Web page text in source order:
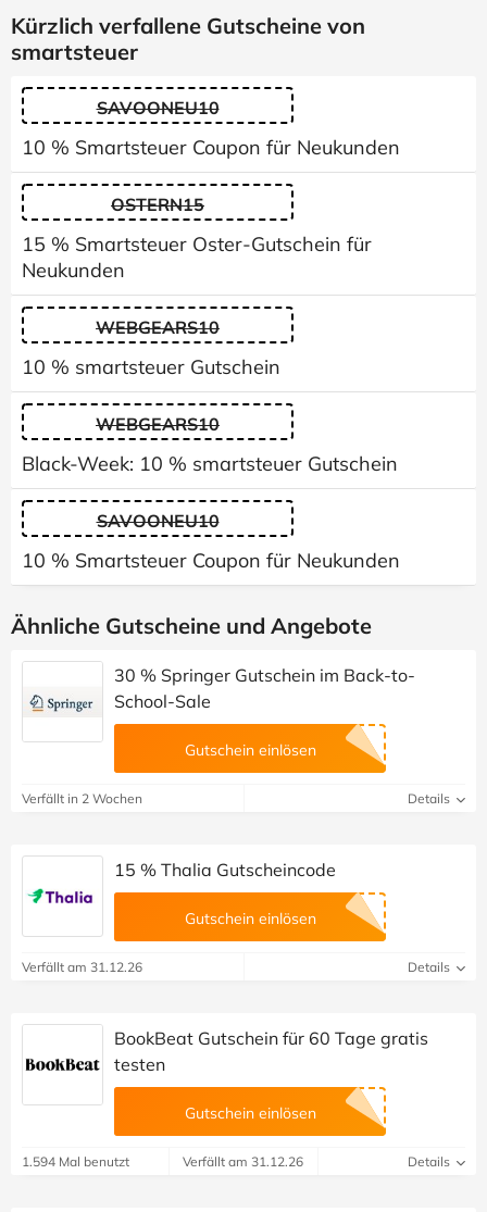
Kürzlich verfallene Gutscheine von
smartsteuer
SAVOONEU10
10 % Smartsteuer Coupon für Neukunden
OSTERN15
15 % Smartsteuer Oster-Gutschein für
Neukunden
WEBGEARS10
10 % smartsteuer Gutschein
WEBGEARS10
Black-Week: 10 % smartsteuer Gutschein
SAVOONEU10
10 % Smartsteuer Coupon für Neukunden
Ähnliche Gutscheine und Angebote
30 % Springer Gutschein im Back-to-
School-Sale
Gutschein einlösen
Verfällt in 2 Wochen Details
15 % Thalia Gutscheincode
Gutschein einlösen
Verfällt am 31.12.26 Details
BookBeat Gutschein für 60 Tage gratis
testen
Gutschein einlösen
1.594 Mal benutzt Verfällt am 31.12.26 Details